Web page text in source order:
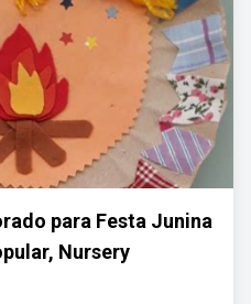
para Festa Junina
Nursery